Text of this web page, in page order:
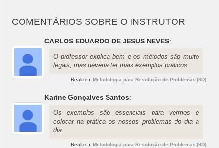
COMENTÁRIOS SOBRE O INSTRUTOR
CARLOS EDUARDO DE JESUS NEVES:
O professor explica bem e os métodos são muito
legais, mas deveria ter mais exemplos práticos
Realizou Metodologia para Resolução de Problemas (8D)
Karine Gonçalves Santos:
Os exemplos são essenciais para vermos e
colocar na prática os nossos problemas do dia a
dia.
Realizou Metodologia para Resolução de Problemas (8D)